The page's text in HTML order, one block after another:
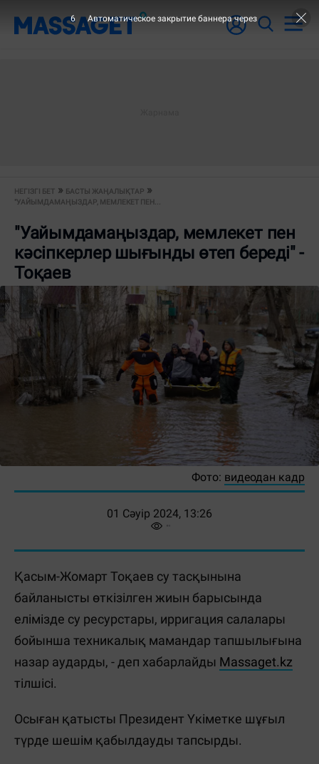
НЕГІЗГІ БЕТ
БАСТЫ ЖАҢАЛЫҚТАР
"УАЙЫМДАМАҢЫЗДАР, МЕМЛЕКЕТ ПЕН...
"Уайымдамаңыздар, мемлекет пен
кәсіпкерлер шығынды өтеп береді" -
Тоқаев
Фото: видеодан кадр
01 Сәуір 2024, 13:26
Қасым-Жомарт Тоқаев су тасқынына
байланысты өткізілген жиын барысында
елімізде су ресурстары, ирригация салалары
бойынша техникалық мамандар тапшылығына
назар аударды, - деп хабарлайды Massaget.kz
тілшісі.
Осыған қатысты Президент Үкіметке шұғыл
түрде шешім қабылдауды тапсырды.
6 Автоматическое закрытие баннера через